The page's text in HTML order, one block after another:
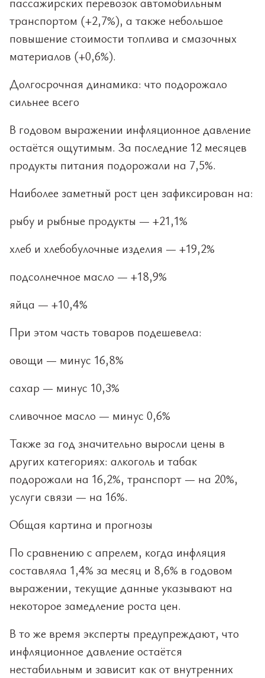
транспортом (+2,7%), а также небольшое
повышение стоимости топлива и смазочных
материалов (+0,6%).
Долгосрочная динамика: что подорожало
сильнее всего
В годовом выражении инфляционное давление
остаётся ощутимым. За последние 12 месяцев
продукты питания подорожали на 7,5%.
Наиболее заметный рост цен зафиксирован на:
рыбу и рыбные продукты — +21,1%
хлеб и хлебобулочные изделия — +19,2%
подсолнечное масло — +18,9%
яйца — +10,4%
При этом часть товаров подешевела:
овощи — минус 16,8%
сахар — минус 10,3%
сливочное масло — минус 0,6%
Также за год значительно выросли цены в
других категориях: алкоголь и табак
подорожали на 16,2%, транспорт — на 20%,
услуги связи — на 16%.
Общая картина и прогнозы
По сравнению с апрелем, когда инфляция
составляла 1,4% за месяц и 8,6% в годовом
выражении, текущие данные указывают на
некоторое замедление роста цен.
В то же время эксперты предупреждают, что
инфляционное давление остаётся
нестабильным и зависит как от внутренних